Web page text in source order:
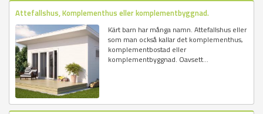
Attefallshus, Komplementhus eller komplementbyggnad.
Kärt barn har många namn. Attefallshus eller
som man också kallar det komplementhus,
komplementbostad eller
komplementbyggnad. Oavsett...